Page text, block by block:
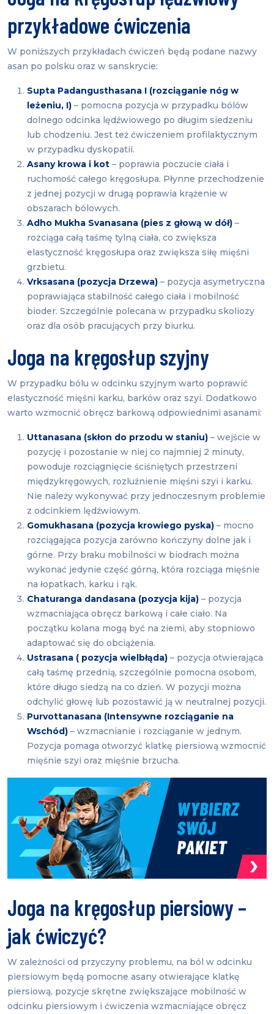
przykładowe ćwiczenia
W poniższych przykładach ćwiczeń będą podane nazwy
asan po polsku oraz w sanskrycie:
Supta Padangusthasana I (rozciąganie nóg w
leżeniu, I) – pomocna pozycja w przypadku bólów
dolnego odcinka lędźwiowego po długim siedzeniu
lub chodzeniu. Jest też ćwiczeniem profilaktycznym
w przypadku dyskopatii.
Asany krowa i kot – poprawia poczucie ciała i
ruchomość całego kręgosłupa. Płynne przechodzenie
z jednej pozycji w drugą poprawia krążenie w
obszarach bólowych.
Adho Mukha Svanasana (pies z głową w dół) –
rozciąga całą taśmę tylną ciała, co zwiększa
elastyczność kręgosłupa oraz zwiększa siłę mięśni
grzbietu.
Vrksasana (pozycja Drzewa) – pozycja asymetryczna
poprawiająca stabilność całego ciała i mobilność
bioder. Szczególnie polecana w przypadku skoliozy
oraz dla osób pracujących przy biurku.
Joga na kręgosłup szyjny
W przypadku bólu w odcinku szyjnym warto poprawić
elastyczność mięśni karku, barków oraz szyi. Dodatkowo
warto wzmocnić obręcz barkową odpowiednimi asanami:
Uttanasana (skłon do przodu w staniu) – wejście w
pozycję i pozostanie w niej co najmniej 2 minuty,
powoduje rozciągnięcie ściśniętych przestrzeni
międzykręgowych, rozluźnienie mięśni szyi i karku.
Nie należy wykonywać przy jednoczesnym problemie
z odcinkiem lędźwiowym.
Gomukhasana (pozycja krowiego pyska) – mocno
rozciągająca pozycja zarówno kończyny dolne jak i
górne. Przy braku mobilności w biodrach można
wykonać jedynie część górną, która rozciąga mięśnie
na łopatkach, karku i rąk.
Chaturanga dandasana (pozycja kija) – pozycja
wzmacniająca obręcz barkową i całe ciało. Na
początku kolana mogą być na ziemi, aby stopniowo
adaptować się do obciążenia.
Ustrasana ( pozycja wielbłąda) – pozycja otwierająca
całą taśmę przednią, szczególnie pomocna osobom,
które długo siedzą na co dzień. W pozycji można
odchylić głowę lub pozostawić ją w neutralnej pozycji.
Purvottanasana (Intensywne rozciąganie na
Wschód) – wzmacnianie i rozciąganie w jednym.
Pozycja pomaga otworzyć klatkę piersiową wzmocnić
mięśnie szyi oraz mięśnie brzucha.
Joga na kręgosłup piersiowy –
jak ćwiczyć?
W zależności od przyczyny problemu, na ból w odcinku
piersiowym będą pomocne asany otwierające klatkę
piersiową, pozycje skrętne zwiększające mobilność w
odcinku piersiowym i ćwiczenia wzmacniające obręcz